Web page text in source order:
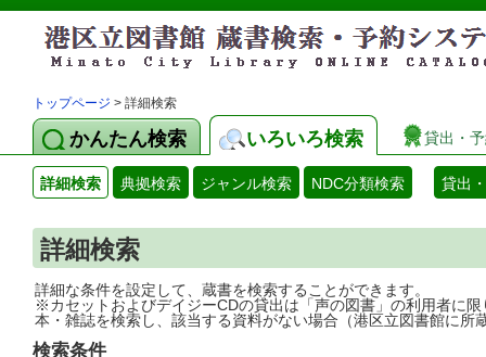
トップページ > 詳細検索
かんたん検索 いろいろ検索 貸出・
詳細検索 典拠検索 ジャンル検索 NDC分類検索 貸出
詳細検索
詳細な条件を設定して、蔵書を検索することができます。
※カセットおよびデイジーCDの貸出は「声の図書」の利用者に限
本・雑誌を検索し、該当する資料がない場合（港区立図書館に所
検索条件